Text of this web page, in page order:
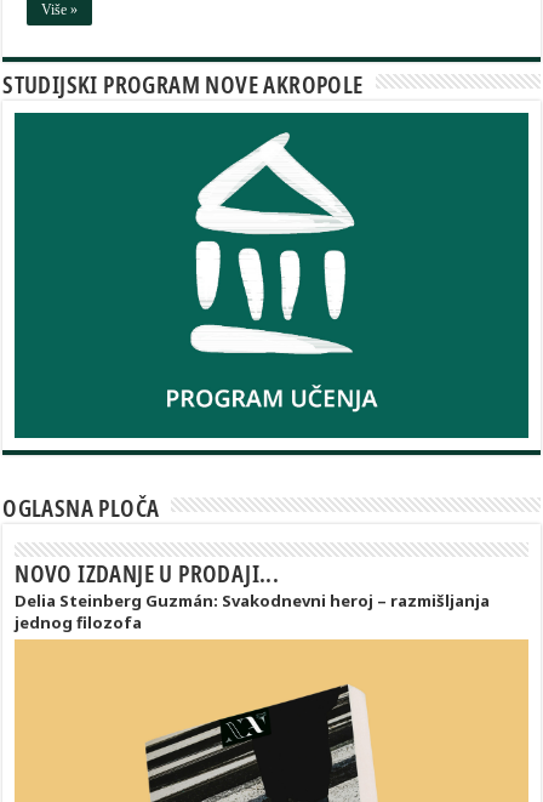
Više »
STUDIJSKI PROGRAM NOVE AKROPOLE
OGLASNA PLOČA
NOVO IZDANJE U PRODAJI...
Delia Steinberg Guzmán: Svakodnevni heroj – razmišljanja
jednog filozofa